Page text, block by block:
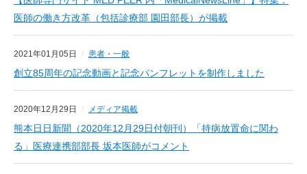
医師の働き方改革（包括診療部 園田部長）が掲載
2021年01月05日 患者・一般
創立85周年の記念動画と記念パンフレットを制作しました
2020年12月29日 メディア掲載
熊本日日新聞（2020年12月29日付朝刊）「持病放置命に関わ
る」医療連携部部長 坂本医師がコメント